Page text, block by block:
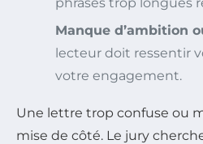
phrases trop longues
Manque d’ambition
lecteur doit ressentir
votre engagement.
Une lettre trop confuse ou
mise de côté. Le jury